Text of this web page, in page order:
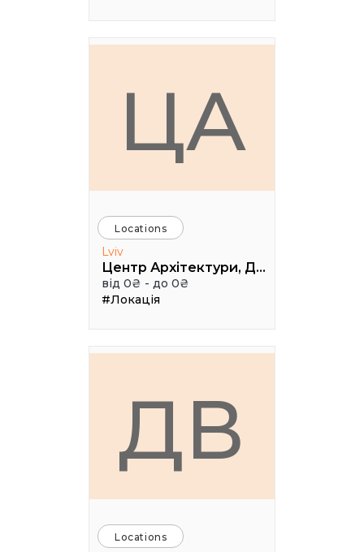
ЦА
Locations
Lviv
Центр Архітектури, Дизайну та Урбаністики Порохова ВЕЖА
від 0₴ - до 0₴
#Локація
ДВ
Locations